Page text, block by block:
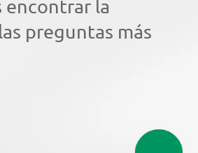
encontrar la
preguntas más